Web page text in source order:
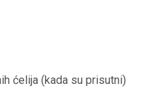
ćelija (kada su prisutni)